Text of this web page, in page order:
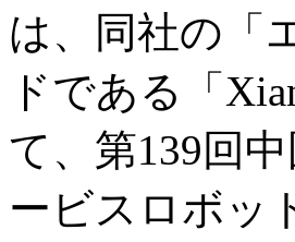
は、同社の「
ドである「
て、第139回
ービスロボッ